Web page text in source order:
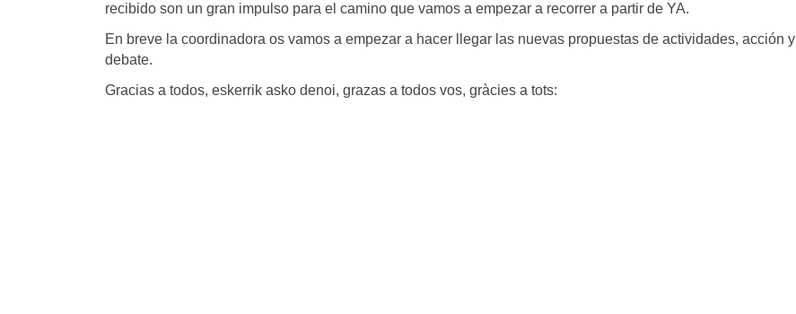
recibido son un gran impulso para el camino que vamos a empezar a recorrer a partir de YA.
En breve la coordinadora os vamos a empezar a hacer llegar las nuevas propuestas de actividades, acción y
debate.
Gracias a todos, eskerrik asko denoi, grazas a todos vos, gràcies a tots: